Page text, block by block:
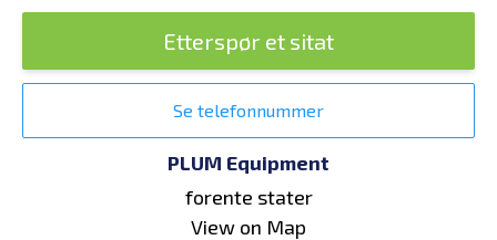
Etterspør et sitat
Se telefonnummer
PLUM Equipment
forente stater
View on Map